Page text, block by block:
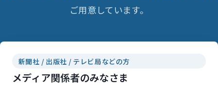
ご用意しています。
新聞社 / 出版社 / テレビ局などの方
メディア関係者のみなさま